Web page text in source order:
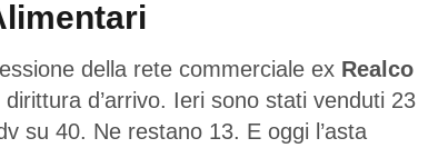
della rete commerciale ex Realco
dirittura d’arrivo. Ieri sono stati venduti 23
su 40. Ne restano 13. E oggi l’asta